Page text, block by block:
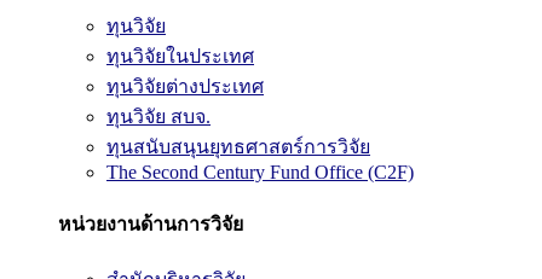
ทุนวิจัย
ทุนวิจัยในประเทศ
ทุนวิจัยต่างประเทศ
ทุนวิจัย สบจ.
ทุนสนับสนุนยุทธศาสตร์การวิจัย
The Second Century Fund Office (C2F)
หน่วยงานด้านการวิจัย